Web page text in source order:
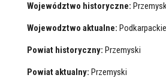
Województwo historyczne:
Wojewodztwo aktualne: Podkarpackie
Powiat historyczny: Przemyski
Powiat aktualny: Przemyski